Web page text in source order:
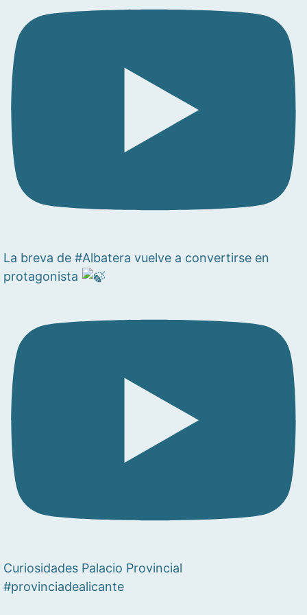
La breva de #Albatera vuelve a convertirse en
protagonista
Curiosidades Palacio Provincial
#provinciadealicante